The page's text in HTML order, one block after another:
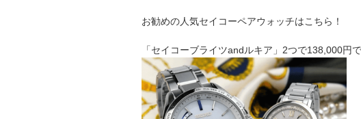
お勧めの人気セイコーペアウォッチはこちら！
「セイコーブライツandルキア」2つで138,000円で